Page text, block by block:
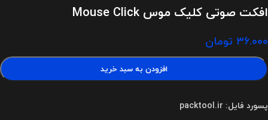
افکت صوتی کلیک موس Mouse Click
۳۶.۰۰۰ تومان
افزودن به سبد خرید
پسورد فایل: packtool.ir